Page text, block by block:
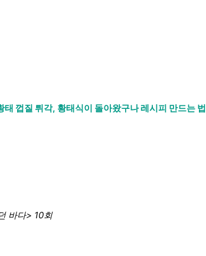
태 껍질 튀각, 황태식이 돌아왔구나 레시피 만드는 법
바다> 10회